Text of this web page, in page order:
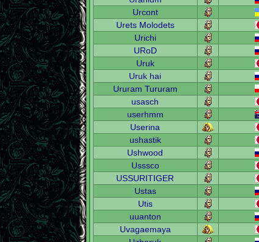
Urcont
Urets Molodets
Urichi
URoD
Uruk
Uruk hai
Ururam Tururam
usasch
userhmm
Userina
ushastik
Ushwood
Usssco
USSURITIGER
Ustas
Utis
uuanton
Uvagaemaya